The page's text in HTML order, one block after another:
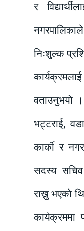
र
निःशुल्क
वताउनुभयो
भट्टराई,
कार्की र
सदस्य सचिव
राख्नु भएको